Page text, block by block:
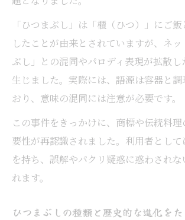
「ひつまぶし」は「櫃（ひつ）」にご
したことが由来とされていますが、ネ
ぶし」との混同やパロディ表現が拡散
生じました。実際には、語源は容器と
おり、意味の混同には注意が必要です。
この事件をきっかけに、商標や伝統料
要性が再認識されました。利用者とし
を持ち、誤解やパクリ疑惑に惑わされな
れます。
ひつまぶしの種類と歴史的な進化をた